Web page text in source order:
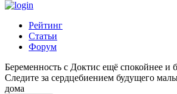
Рейтинг
Статьи
Форум
Беременность с Доктис ещё спокойнее и
Следите за сердцебиением будущего
дома